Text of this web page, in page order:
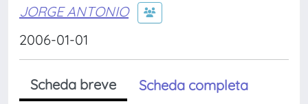
JORGE ANTONIO
2006-01-01
Scheda breve
Scheda completa